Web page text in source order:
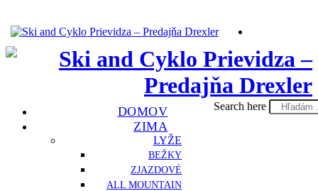
DOMOV
ZIMA
LYŽE
BEŽKY
ZJAZDOVÉ
ALL MOUNTAIN
Search here